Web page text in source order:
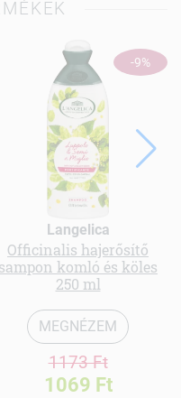
-9%
Langelica
Officinalis hajerősítő
sampon komló és köles
250 ml
MEGNÉZEM
1173 Ft
1069 Ft